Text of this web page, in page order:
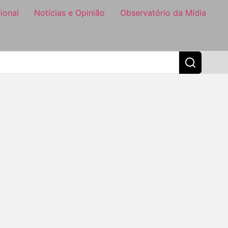
Notícias e Opinião Observatório da Mídia